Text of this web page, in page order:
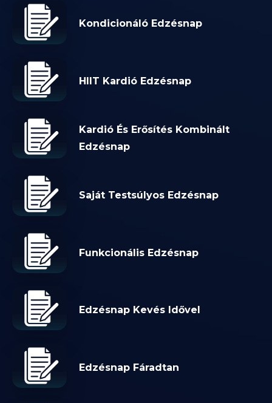
Kondicionáló Edzésnap
HIIT Kardió Edzésnap
Kardió És Erősítés Kombinált
Edzésnap
Saját Testsúlyos Edzésnap
Funkcionális Edzésnap
Edzésnap Kevés Idővel
Edzésnap Fáradtan